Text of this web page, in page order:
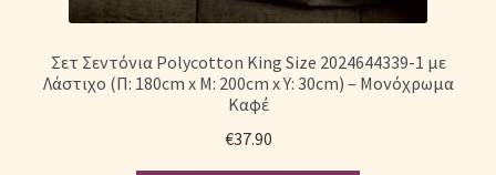
Σετ Σεντόνια Polycotton King Size 2024644339-1 με
Λάστιχο (Π: 180cm x Μ: 200cm x Υ: 30cm) – Μονόχρωμα
Καφέ
€37.90